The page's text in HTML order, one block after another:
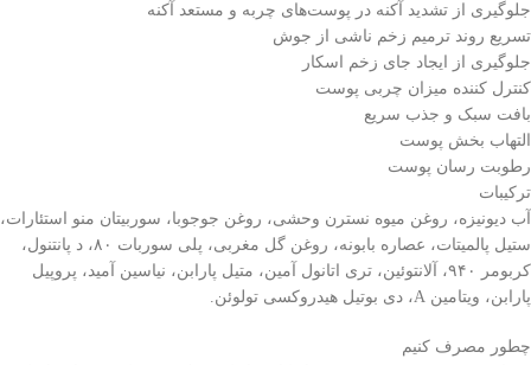
جلوگیری از تشدید آکنه در پوست‌های چربه و مستعد آکنه
تسریع روند ترمیم زخم ناشی از جوش
جلوگیری از ایجاد جای زخم اسکار
کنترل کننده میزان چربی پوست
بافت سبک و جذب سریع
التهاب بخش پوست
رطوبت رسان پوست
ترکیبات
آب دیونیزه، روغن میوه نسترن وحشی، روغن جوجوبا، سوربیتان منو استئارات،
ستیل پالمیتات، عصاره بابونه، روغن گل مغربی، پلی سوربات ۸۰، د پانتنول،
کربومر ۹۴۰، آلانتوئین، تری اتانول آمین، متیل پارابن، نیاسین آمید، پروپیل
پارابن، ویتامین A، دی بوتیل هیدروکسی تولوئن.
چطور مصرف کنیم